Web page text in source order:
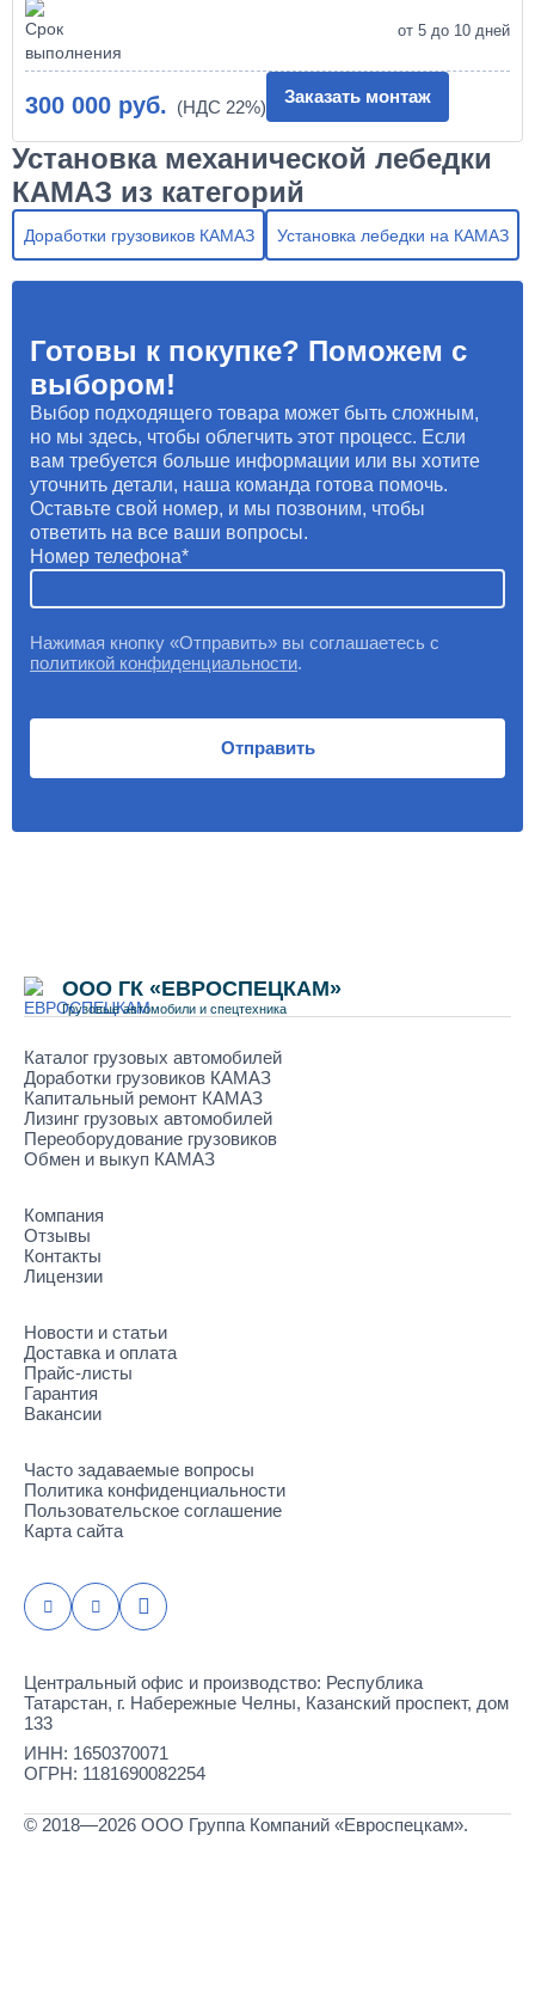
от 5 до 10 дней
300 000 руб. Заказать монтаж
Установка механической лебедки
КАМАЗ из категорий
Доработки грузовиков КАМАЗ Установка лебедки на КАМАЗ
Готовы к покупке? Поможем с
выбором!
Выбор подходящего товара может быть сложным,
но мы здесь, чтобы облегчить этот процесс. Если
вам требуется больше информации или вы хотите
уточнить детали, наша команда готова помочь.
Оставьте свой номер, и мы позвоним, чтобы
ответить на все ваши вопросы.
Номер телефона
Нажимая кнопку «Отправить» вы соглашаетесь с
политикой конфиденциальности.
Отправить
ООО ГК «ЕВРОСПЕЦКАМ»
Грузовые автомобили и спецтехника
Каталог грузовых автомобилей
Доработки грузовиков КАМАЗ
Капитальный ремонт КАМАЗ
Лизинг грузовых автомобилей
Переоборудование грузовиков
Обмен и выкуп КАМАЗ
Компания
Отзывы
Контакты
Лицензии
Новости и статьи
Доставка и оплата
Прайс-листы
Гарантия
Вакансии
Часто задаваемые вопросы
Политика конфиденциальности
Пользовательское соглашение
Карта сайта
Центральный офис и производство: Республика
Татарстан, г. Набережные Челны, Казанский проспект, дом
133
ИНН: 1650370071
ОГРН: 1181690082254
© 2018—2026 ООО Группа Компаний «Евроспецкам».